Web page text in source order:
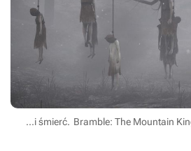
...i śmierć. Bramble: The Mountain